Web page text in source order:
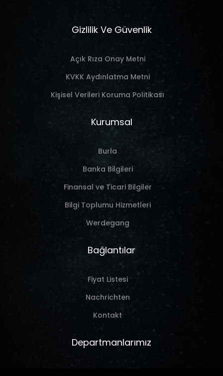
Gizlilik Ve Güvenlik
Açık Rıza Onay Metni
KVKK Aydınlatma Metni
Kişisel Verileri Koruma Politikası
Kurumsal
Burla
Banka Bilgileri
Finansal ve Ticari Bilgiler
Bilgi Toplumu Hizmetleri
Werdegang
Bağlantılar
Fiyat Listesi
Nachrichten
Kontakt
Departmanlarımız